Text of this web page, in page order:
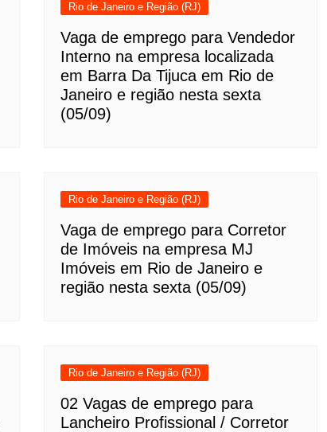
Rio de Janeiro e Região (RJ)
Vaga de emprego para Vendedor
Interno na empresa localizada
em Barra Da Tijuca em Rio de
Janeiro e região nesta sexta
(05/09)
Rio de Janeiro e Região (RJ)
Vaga de emprego para Corretor
de Imóveis na empresa MJ
Imóveis em Rio de Janeiro e
região nesta sexta (05/09)
Rio de Janeiro e Região (RJ)
02 Vagas de emprego para
Lancheiro Profissional / Corretor